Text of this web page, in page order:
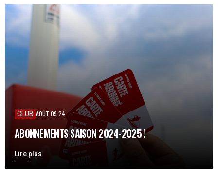
CLUB AOÛT 09 24
ABONNEMENTS SAISON 2024-2025 !
Lire plus